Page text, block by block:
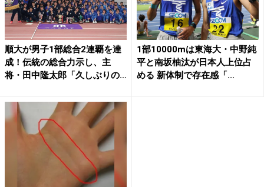
順大が男子1部総合2連覇を達
成！伝統の総合力示し、主
将・田中隆太郎「久しぶりの
1部10000mは東海大・中野純
平と南坂柚汰が日本人上位占
める 新体制で存在感「...